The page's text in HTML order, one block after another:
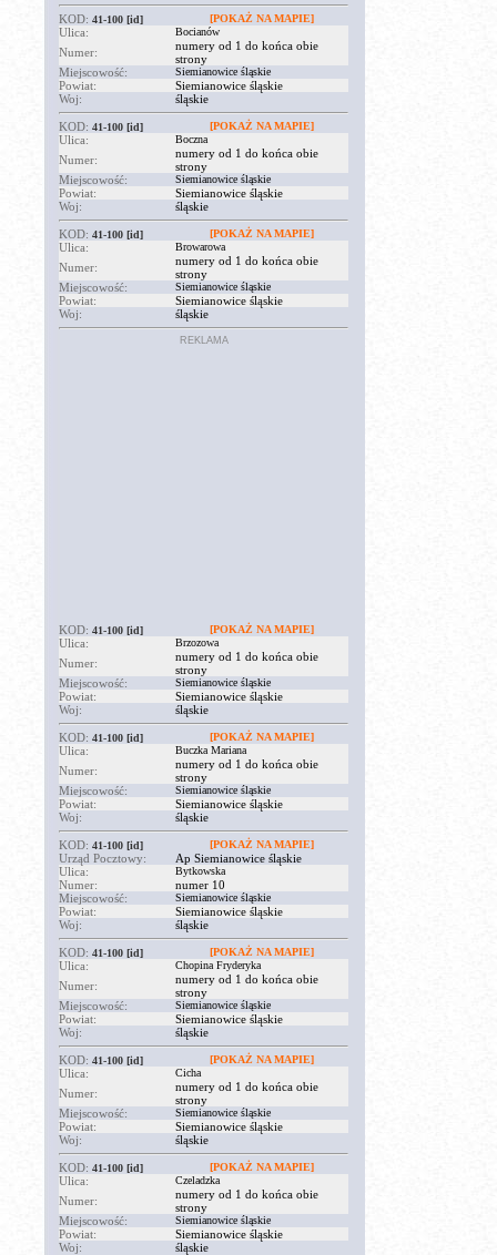
KOD: 41-100 [id] [POKAŻ NA MAPIE]
Ulica: Bocianów
Numer:
numery od 1 do końca obie
strony
Miejscowość:
Siemianowice śląskie
Powiat:
Siemianowice śląskie
Woj:
śląskie
KOD: 41-100 [id] [POKAŻ NA MAPIE]
Ulica: Boczna
Numer:
numery od 1 do końca obie
strony
Miejscowość:
Siemianowice śląskie
Powiat:
Siemianowice śląskie
Woj:
śląskie
KOD: 41-100 [id] [POKAŻ NA MAPIE]
Ulica: Browarowa
Numer:
numery od 1 do końca obie
strony
Miejscowość:
Siemianowice śląskie
Powiat:
Siemianowice śląskie
Woj:
śląskie
REKLAMA
KOD: 41-100 [id] [POKAŻ NA MAPIE]
Ulica: Brzozowa
Numer:
numery od 1 do końca obie
strony
Miejscowość:
Siemianowice śląskie
Powiat:
Siemianowice śląskie
Woj:
śląskie
KOD: 41-100 [id] [POKAŻ NA MAPIE]
Ulica: Buczka Mariana
Numer:
numery od 1 do końca obie
strony
Miejscowość:
Siemianowice śląskie
Powiat:
Siemianowice śląskie
Woj:
śląskie
KOD: 41-100 [id] [POKAŻ NA MAPIE]
Urząd Pocztowy:
Ap Siemianowice śląskie
Ulica:
Bytkowska
Numer:
numer 10
Miejscowość:
Siemianowice śląskie
Powiat:
Siemianowice śląskie
Woj:
śląskie
KOD: 41-100 [id] [POKAŻ NA MAPIE]
Ulica: Chopina Fryderyka
Numer:
numery od 1 do końca obie
strony
Miejscowość:
Siemianowice śląskie
Powiat:
Siemianowice śląskie
Woj:
śląskie
KOD: 41-100 [id] [POKAŻ NA MAPIE]
Ulica: Cicha
Numer:
numery od 1 do końca obie
strony
Miejscowość:
Siemianowice śląskie
Powiat:
Siemianowice śląskie
Woj:
śląskie
KOD: 41-100 [id] [POKAŻ NA MAPIE]
Ulica: Czeladzka
Numer:
numery od 1 do końca obie
strony
Miejscowość:
Siemianowice śląskie
Powiat:
Siemianowice śląskie
Woj:
śląskie